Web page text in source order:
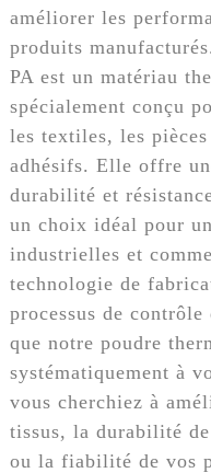
améliorer les
produits
PA est un matériau
spécialement conçu
les textiles, les
adhésifs. Elle offre
durabilité et
un choix idéal pour
industrielles et
technologie de
processus de
que notre poudre
systématiquement à
vous cherchiez à
tissus, la durabilité
ou la fiabilité de vos